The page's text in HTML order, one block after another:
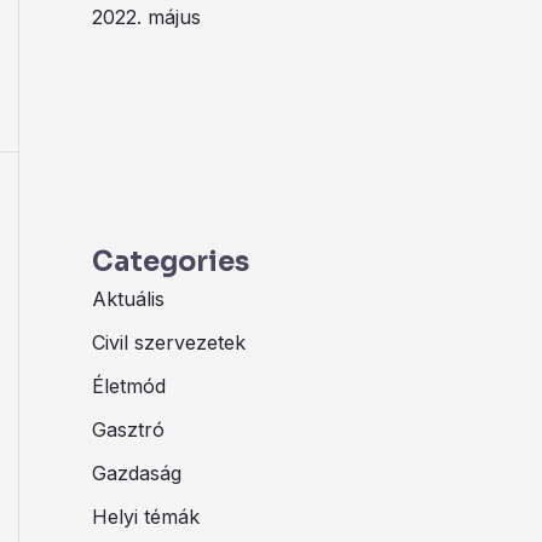
2022. május
Categories
Aktuális
Civil szervezetek
Életmód
Gasztró
Gazdaság
Helyi témák